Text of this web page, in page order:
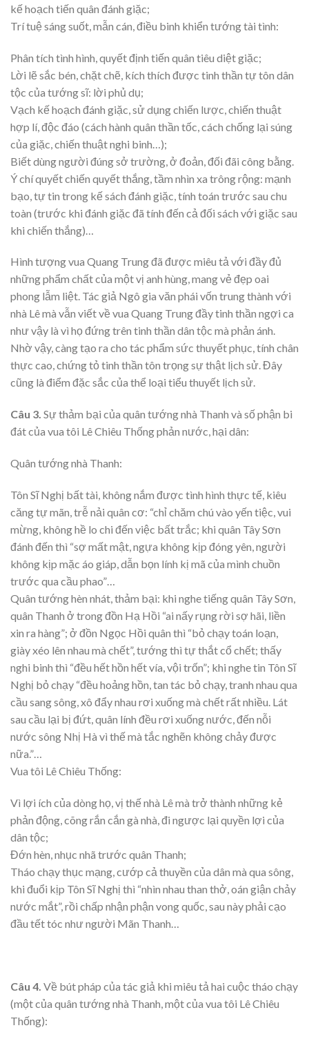
kế hoạch tiến quân đánh giặc;
Trí tuệ sáng suốt, mẫn cán, điều binh khiển tướng tài tình:
Phân tích tình hình, quyết định tiến quân tiêu diệt giặc;
Lời lẽ sắc bén, chặt chẽ, kích thích được tinh thần tự tôn dân
tộc của tướng sĩ: lời phủ dụ;
Vạch kế hoạch đánh giặc, sử dụng chiến lược, chiến thuật
hợp lí, độc đáo (cách hành quân thần tốc, cách chống lại súng
của giặc, chiến thuật nghi binh…);
Biết dùng người đúng sở trường, ở đoản, đối đãi công bằng.
Ý chí quyết chiến quyết thắng, tầm nhìn xa trông rộng: mạnh
bạo, tự tin trong kế sách đánh giặc, tính toán trước sau chu
toàn (trước khi đánh giặc đã tính đến cả đối sách với giặc sau
khi chiến thắng)…
Hình tượng vua Quang Trung đã được miêu tả với đầy đủ
những phẩm chất của một vị anh hùng, mang vẻ đẹp oai
phong lẫm liệt. Tác giả Ngô gia văn phái vốn trung thành với
nhà Lê mà vẫn viết về vua Quang Trung đầy tinh thần ngợi ca
như vậy là vì họ đứng trên tinh thần dân tộc mà phản ánh.
Nhờ vậy, càng tạo ra cho tác phẩm sức thuyết phục, tính chân
thực cao, chứng tỏ tinh thần tôn trọng sự thật lịch sử. Đây
cũng là điểm đặc sắc của thể loại tiểu thuyết lịch sử.
Câu 3. Sự thảm bại của quân tướng nhà Thanh và số phận bi
đát của vua tôi Lê Chiêu Thống phản nước, hại dân:
Quân tướng nhà Thanh:
Tôn Sĩ Nghị bất tài, không nắm được tình hình thực tế, kiêu
căng tự mãn, trễ nải quân cơ: “chỉ chăm chú vào yến tiệc, vui
mừng, không hề lo chi đến việc bất trắc; khi quân Tây Sơn
đánh đến thì “sợ mất mật, ngựa không kịp đóng yên, người
không kịp mặc áo giáp, dẫn bọn lính kị mã của mình chuồn
trước qua cầu phao”…
Quân tướng hèn nhát, thảm bại: khi nghe tiếng quân Tây Sơn,
quân Thanh ở trong đồn Hạ Hồi “ai nấy rụng rời sợ hãi, liền
xin ra hàng”; ở đồn Ngọc Hồi quân thì “bỏ chạy toán loạn,
giày xéo lên nhau mà chết”, tướng thì tự thắt cổ chết; thấy
nghi binh thì “đều hết hồn hết vía, vội trốn”; khi nghe tin Tôn Sĩ
Nghị bỏ chạy “đều hoảng hồn, tan tác bỏ chạy, tranh nhau qua
cầu sang sông, xô đẩy nhau rơi xuống mà chết rất nhiều. Lát
sau cầu lại bị đứt, quân lính đều rơi xuống nước, đến nỗi
nước sông Nhị Hà vì thế mà tắc nghẽn không chảy được
nữa.”…
Vua tôi Lê Chiêu Thống:
Vì lợi ích của dòng họ, vị thế nhà Lê mà trở thành những kẻ
phản động, cõng rắn cắn gà nhà, đi ngược lại quyền lợi của
dân tộc;
Đớn hèn, nhục nhã trước quân Thanh;
Tháo chạy thục mạng, cướp cả thuyền của dân mà qua sông,
khi đuổi kịp Tôn Sĩ Nghị thì “nhìn nhau than thở, oán giận chảy
nước mắt”, rồi chấp nhận phận vong quốc, sau này phải cạo
đầu tết tóc như người Mãn Thanh…
Câu 4. Về bút pháp của tác giả khi miêu tả hai cuộc tháo chạy
(một của quân tướng nhà Thanh, một của vua tôi Lê Chiêu
Thống):